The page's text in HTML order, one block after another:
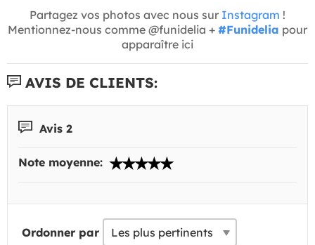
Partagez vos photos avec nous sur Instagram !
Mentionnez-nous comme @funidelia + #Funidelia pour
apparaître ici
AVIS DE CLIENTS:
Avis 2
Note moyenne:
Ordonner par